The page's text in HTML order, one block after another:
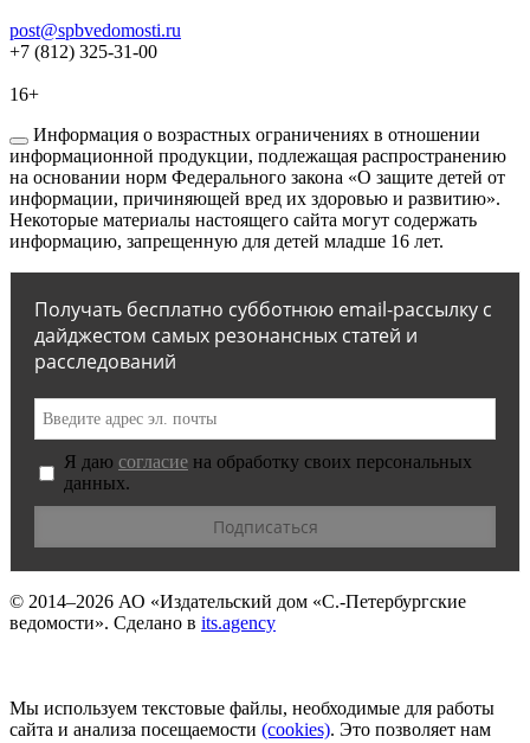
post@spbvedomosti.ru
+7 (812) 325-31-00
16+
Информация о возрастных ограничениях в отношении
информационной продукции, подлежащая распространению
на основании норм Федерального закона «О защите детей от
информации, причиняющей вред их здоровью и развитию».
Некоторые материалы настоящего сайта могут содержать
информацию, запрещенную для детей младше 16 лет.
Получать бесплатно субботнюю email-рассылку с
дайджестом самых резонансных статей и
расследований
Я даю согласие на обработку своих персональных
данных.
© 2014–2026 АО «Издательский дом «С.-Петербургские
ведомости». Сделано в its.agency
Мы используем текстовые файлы, необходимые для работы
сайта и анализа посещаемости (сookies). Это позволяет нам